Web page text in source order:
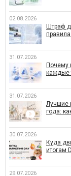
02.08.2026
Штраф
31.07.2026
Почему
каждые
31.07.2026
Лучшие
года:
30.07.2026
Куда
итогам
29.07.2026